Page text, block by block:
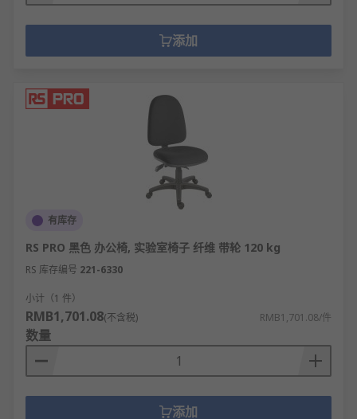
添加
有库存
RS PRO 黑色 办公椅, 实验室椅子 纤维 带轮 120 kg
RS 库存编号 221-6330
小计（1 件）
RMB1,701.08(不含税) RMB1,701.08/件
数量
添加